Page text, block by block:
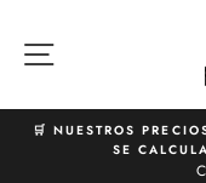
directamente
🛒 NUESTROS
SE